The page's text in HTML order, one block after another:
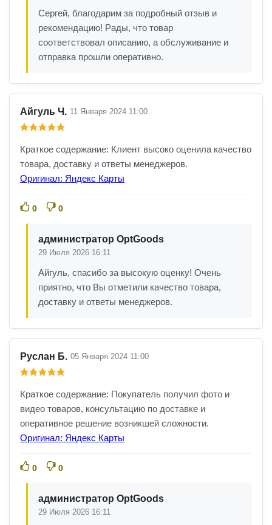
Сергей, благодарим за подробный отзыв и
рекомендацию! Рады, что товар
соответствовал описанию, а обслуживание и
отправка прошли оперативно.
Айгуль Ч. 11 Января 2024 11:00
Краткое содержание: Клиент высоко оценила качество
товара, доставку и ответы менеджеров.
Оригинал: Яндекс Карты
0 0
администратор OptGoods
29 Июля 2026 16:11
Айгуль, спасибо за высокую оценку! Очень
приятно, что Вы отметили качество товара,
доставку и ответы менеджеров.
Руслан Б. 05 Января 2024 11:00
Краткое содержание: Покупатель получил фото и
видео товаров, консультацию по доставке и
оперативное решение возникшей сложности.
Оригинал: Яндекс Карты
0 0
администратор OptGoods
29 Июля 2026 16:11